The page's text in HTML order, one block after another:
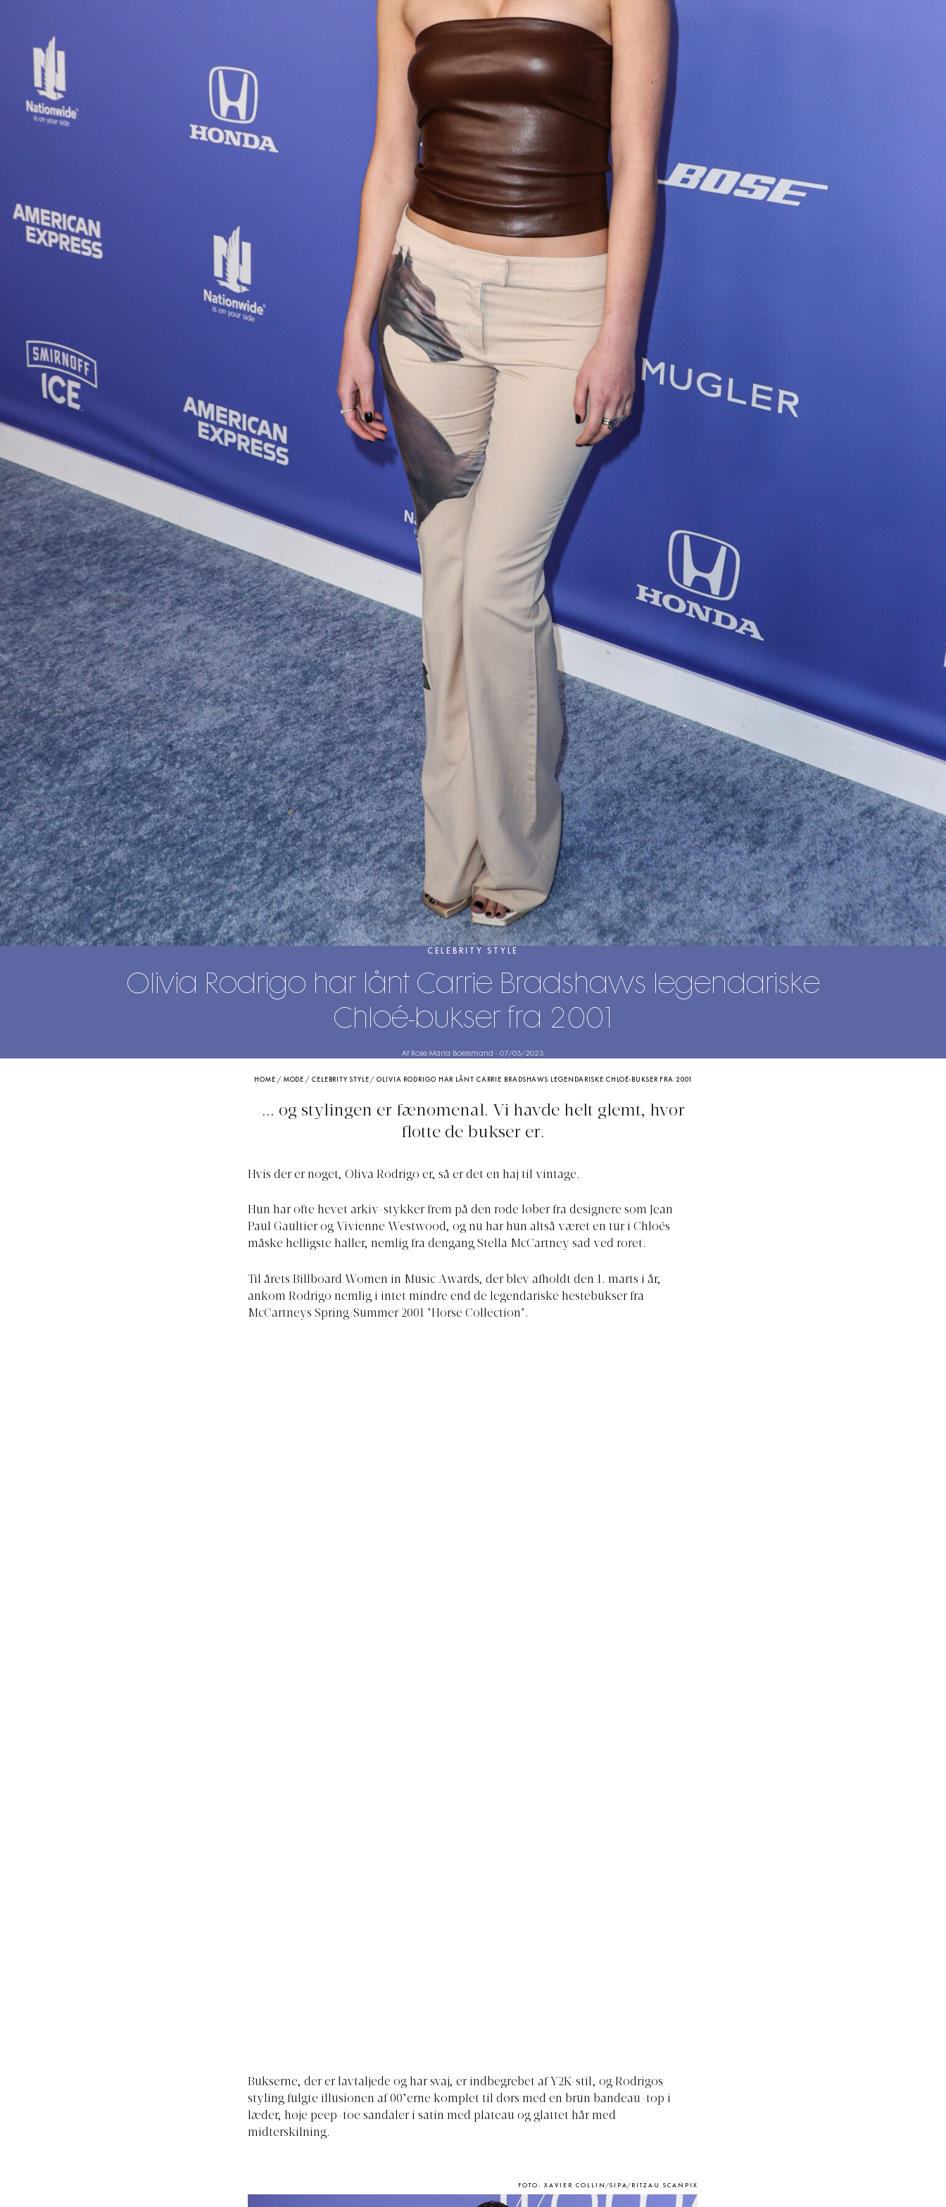
CELEBRITY STYLE
Olivia Rodrigo har lånt Carrie Bradshaws legendariske
Chloé-bukser fra 2001
Af Rose Maria Boelsmand - 07/03/2023
HOME / MODE / CELEBRITY STYLE /OLIVIA RODRIGO HAR LÅNT CARRIE BRADSHAWS LEGENDARISKE CHLOÉ-BUKSER FRA 2001
... og stylingen er fænomenal. Vi havde helt glemt, hvor
flotte de bukser er.
Hvis der er noget, Oliva Rodrigo er, så er det en haj til vintage.
Hun har ofte hevet arkiv-stykker frem på den røde løber fra designere som Jean
Paul Gaultier og Vivienne Westwood, og nu har hun altså været en tur i Chloés
måske helligste haller, nemlig fra dengang Stella McCartney sad ved roret.
Til årets Billboard Women in Music Awards, der blev afholdt den 1. marts i år,
ankom Rodrigo nemlig i intet mindre end de legendariske hestebukser fra
McCartneys Spring/Summer 2001 ’Horse Collection’.
Bukserne, der er lavtaljede og har svaj, er indbegrebet af Y2K-stil, og Rodrigos
styling fulgte illusionen af 00’erne komplet til dørs med en brun bandeau-top i
læder, høje peep-toe sandaler i satin med plateau og glattet hår med
midterskilning.
FOTO: XAVIER COLLIN/SIPA/RITZAU SCANPIX